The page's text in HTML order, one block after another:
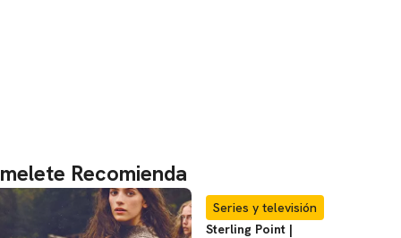
Recomienda
Series y televisión
Sterling Point |